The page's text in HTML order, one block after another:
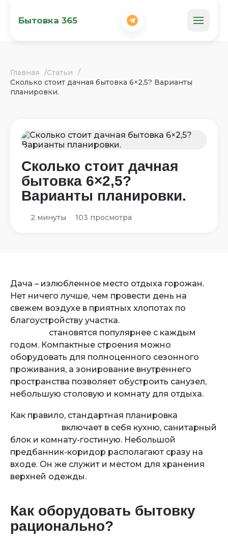
Бытовка 365
Главная
Статьи
Сколько стоит дачная бытовка 6×2,5? Варианты
планировки.
Сколько стоит дачная
бытовка 6×2,5?
Варианты планировки.
2 минуты 103 просмотра
Дача – излюбленное место отдыха горожан.
Нет ничего лучше, чем провести день на
свежем воздухе в приятных хлопотах по
благоустройству участка.
становятся популярнее с каждым
годом. Компактные строения можно
оборудовать для полноценного сезонного
проживания, а зонирование внутреннего
пространства позволяет обустроить санузел,
небольшую столовую и комнату для отдыха.
Как правило, стандартная планировка
включает в себя кухню, санитарный
блок и комнату-гостиную. Небольшой
предбанник-коридор располагают сразу на
входе. Он же служит и местом для хранения
верхней одежды.
Как оборудовать бытовку
рационально?